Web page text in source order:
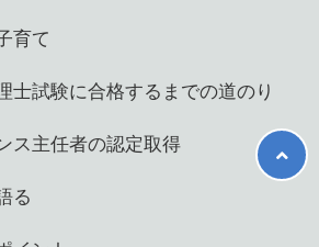
育て
士試験に合格するまでの道のり
ス主任者の認定取得
る